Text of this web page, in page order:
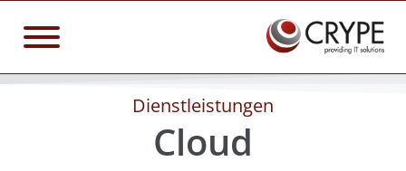
Dienstleistungen
Cloud